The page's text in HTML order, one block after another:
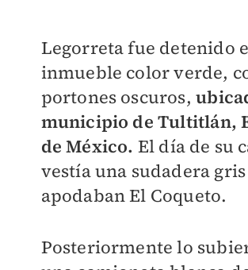
Legorreta fue detenido
inmueble color verde,
portones oscuros,
municipio de Tultitlán,
de México. El día de su
vestía una sudadera
apodaban El Coqueto.
Posteriormente lo